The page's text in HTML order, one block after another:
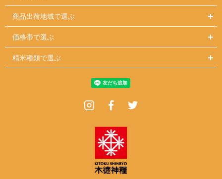
商品出荷地域で選ぶ
価格帯で選ぶ
精米種類で選ぶ
InstagramFacebook